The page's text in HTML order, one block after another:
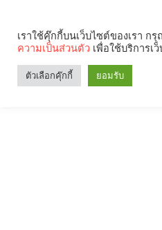
เราใช้คุ๊กกี้บนเว็บไซต์ของเรา ก
ความเป็นส่วนตัว เพื่อใช้บริการเ
ตัวเลือกคุ๊กกี้ ยอมรับ